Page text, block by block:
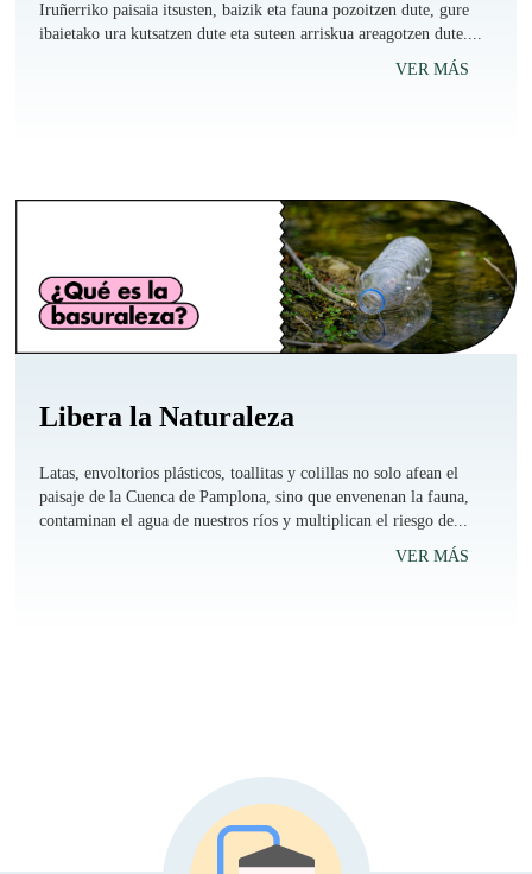
Iruñerriko paisaia itsusten, baizik eta fauna pozoitzen dute, gure
ibaietako ura kutsatzen dute eta suteen arriskua areagotzen dute....
VER MÁS
Libera la Naturaleza
Latas, envoltorios plásticos, toallitas y colillas no solo afean el
paisaje de la Cuenca de Pamplona, sino que envenenan la fauna,
contaminan el agua de nuestros ríos y multiplican el riesgo de...
VER MÁS